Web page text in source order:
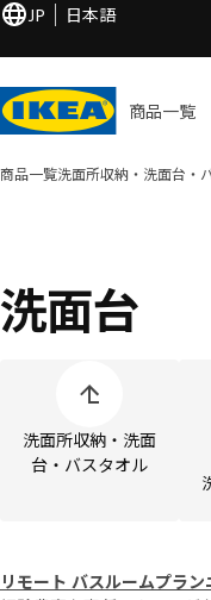
JP 日本語
商品一覧
商品一覧洗面所収納・洗面台・
洗面台
洗面所収納・洗面
台・バスタオル
リモート バスルームプラ